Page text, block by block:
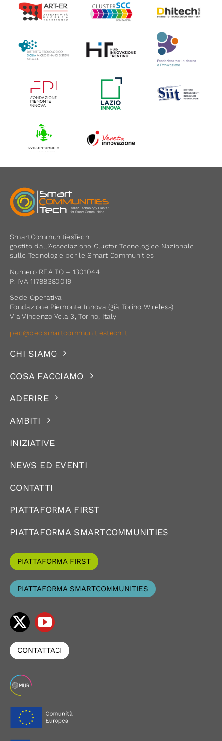
SmartCommunitiesTech
gestito dall’Associazione Cluster Tecnologico Nazionale
sulle Tecnologie per le Smart Communities
Numero REA TO – 1301044
P. IVA 11788380019
Sede Operativa
Fondazione Piemonte Innova (già Torino Wireless)
Via Vincenzo Vela 3, Torino, Italy
pec@pec.smartcommunitiestech.it
CHI SIAMO
COSA FACCIAMO
ADERIRE
AMBITI
INIZIATIVE
NEWS ED EVENTI
CONTATTI
PIATTAFORMA FIRST
PIATTAFORMA SMARTCOMMUNITIES
PIATTAFORMA FIRST
PIATTAFORMA SMARTCOMMUNITIES
CONTATTACI